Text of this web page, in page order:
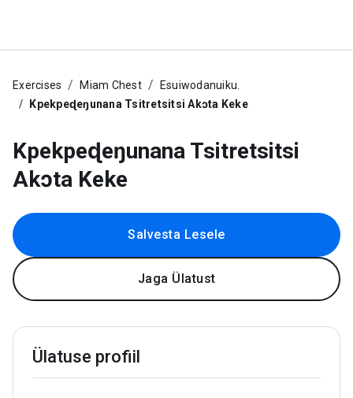
Exercises Miam Chest
Esuiwodanuiku.
Kpekpeɖeŋunana Tsitretsitsi Akɔta Keke
Kpekpeɖeŋunana Tsitretsitsi
Akɔta Keke
Salvesta Lesele
Jaga Ülatust
Ülatuse profiil